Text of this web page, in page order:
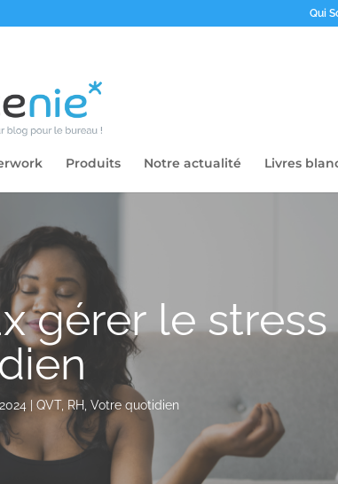
Qui
Produits Notre actualité Livres
gérer le stress
| QVT, RH Votre quotidien